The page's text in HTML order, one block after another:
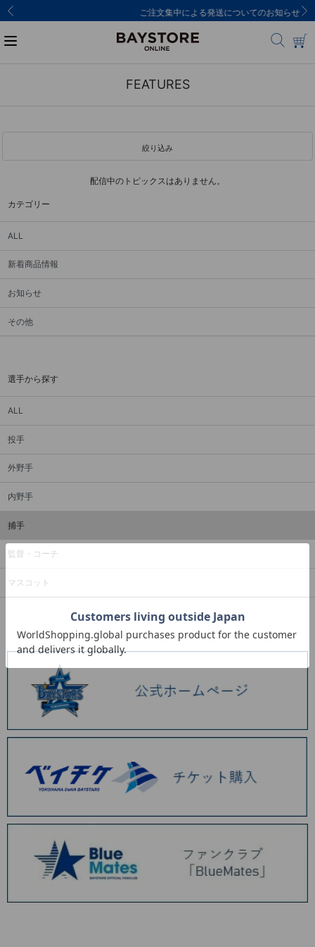
ご注文集中による発送についてのお知らせ
カテゴリー
ALL
新着商品情報
お知らせ
その他
選手から探す
ALL
投手
外野手
内野手
捕手
監督・コーチ
マスコット
FEATURES
絞り込み
配信中のトピックスはありません。